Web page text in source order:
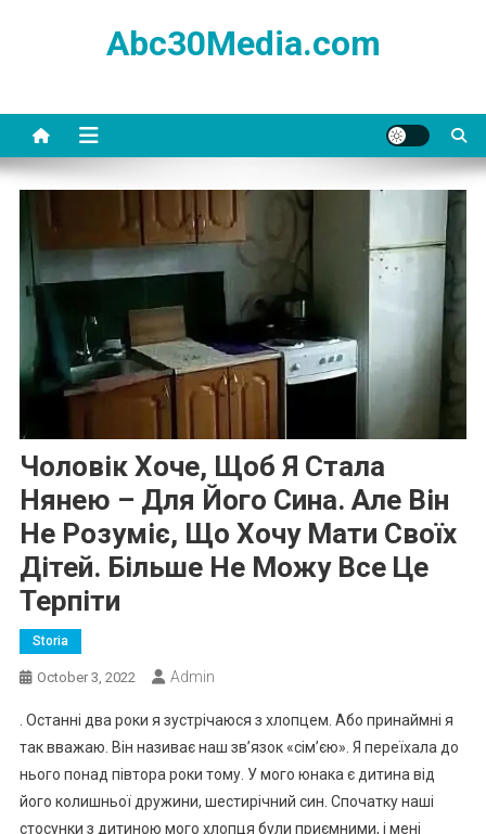
Abc30Media.com
Чоловік Хоче, Щоб Я Стала
Нянею – Для Його Сина. Але Він
Не Розуміє, Що Хочу Мати Своїх
Дітей. Більше Не Можу Все Це
Терпіти
Storia
October 3, 2022 Admin
. Останні два роки я зустрічаюся з хлопцем. Або принаймні я
так вважаю. Він називає наш зв’язок «сім’єю». Я переїхала до
нього понад півтора роки тому. У мого юнака є дитина від
його колишньої дружини, шестирічний син. Спочатку наші
стосунки з дитиною мого хлопця були приємними, і мені